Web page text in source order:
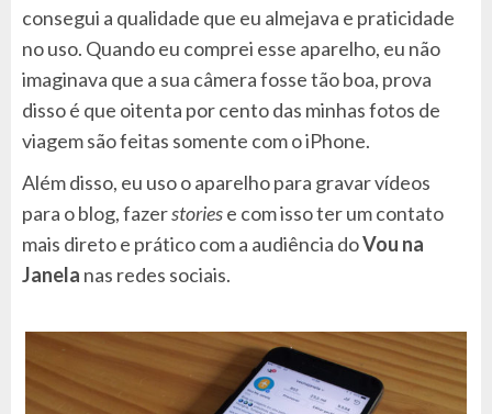
consegui a qualidade que eu almejava e praticidade
no uso. Quando eu comprei esse aparelho, eu não
imaginava que a sua câmera fosse tão boa, prova
disso é que oitenta por cento das minhas fotos de
viagem são feitas somente com o iPhone.
Além disso, eu uso o aparelho para gravar vídeos
para o blog, fazerstoriese com isso ter um contato
mais direto e prático com a audiência doVou na
Janela nas redes sociais.